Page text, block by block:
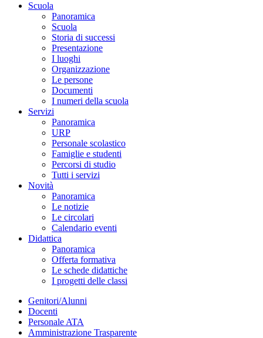
Scuola
Panoramica
Scuola
Storia di successi
Presentazione
I luoghi
Organizzazione
Le persone
Documenti
I numeri della scuola
Servizi
Panoramica
URP
Personale scolastico
Famiglie e studenti
Percorsi di studio
Tutti i servizi
Novità
Panoramica
Le notizie
Le circolari
Calendario eventi
Didattica
Panoramica
Offerta formativa
Le schede didattiche
I progetti delle classi
Genitori/Alunni
Docenti
Personale ATA
Amministrazione Trasparente